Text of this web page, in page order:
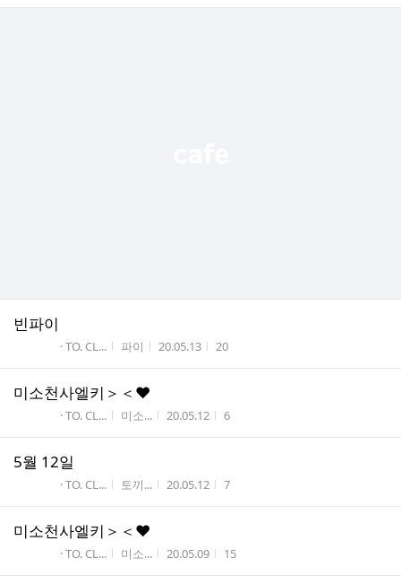
빈파이
· TO. CL... 작성자
파이 작성시간
20.05.13 조회수
20
미소천사엘키＞＜♥
· TO. CL... 작성자
미소... 작성시간
20.05.12 조회수
6
5월 12일
· TO. CL... 작성자
토끼... 작성시간
20.05.12 조회수
7
미소천사엘키＞＜♥
· TO. CL... 작성자
미소... 작성시간
20.05.09 조회수
15